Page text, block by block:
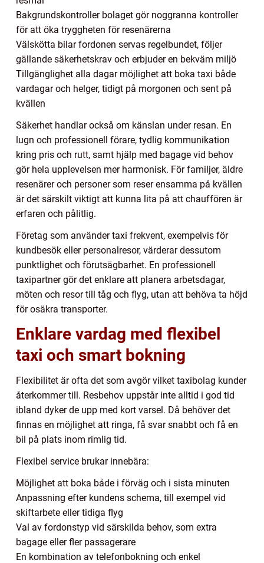
Bakgrundskontroller bolaget gör noggranna kontroller
för att öka tryggheten för resenärerna
Välskötta bilar fordonen servas regelbundet, följer
gällande säkerhetskrav och erbjuder en bekväm miljö
Tillgänglighet alla dagar möjlighet att boka taxi både
vardagar och helger, tidigt på morgonen och sent på
kvällen
Säkerhet handlar också om känslan under resan. En
lugn och professionell förare, tydlig kommunikation
kring pris och rutt, samt hjälp med bagage vid behov
gör hela upplevelsen mer harmonisk. För familjer, äldre
resenärer och personer som reser ensamma på kvällen
är det särskilt viktigt att kunna lita på att chauffören är
erfaren och pålitlig.
Företag som använder taxi frekvent, exempelvis för
kundbesök eller personalresor, värderar dessutom
punktlighet och förutsägbarhet. En professionell
taxipartner gör det enklare att planera arbetsdagar,
möten och resor till tåg och flyg, utan att behöva ta höjd
för osäkra transporter.
Enklare vardag med flexibel
taxi och smart bokning
Flexibilitet är ofta det som avgör vilket taxibolag kunder
återkommer till. Resbehov uppstår inte alltid i god tid
ibland dyker de upp med kort varsel. Då behöver det
finnas en möjlighet att ringa, få svar snabbt och få en
bil på plats inom rimlig tid.
Flexibel service brukar innebära:
Möjlighet att boka både i förväg och i sista minuten
Anpassning efter kundens schema, till exempel vid
skiftarbete eller tidiga flyg
Val av fordonstyp vid särskilda behov, som extra
bagage eller fler passagerare
En kombination av telefonbokning och enkel